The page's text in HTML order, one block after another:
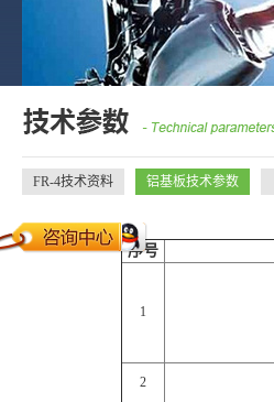
FR-4技术资料 铝基板技术参数
序号
1
2